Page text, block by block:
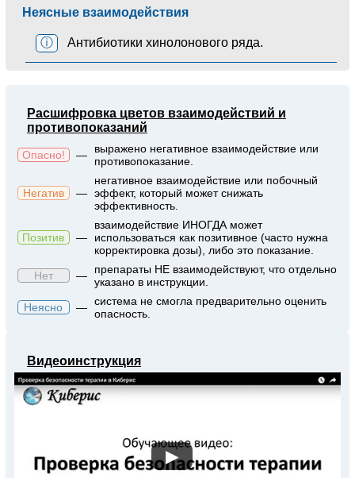
Неясные взаимодействия
ⓘ Антибиотики хинолонового ряда.
Расшифровка цветов взаимодействий и
противопоказаний
Опасно! —
выражено негативное взаимодействие или
противопоказание.
Негатив —
негативное взаимодействие или побочный
эффект, который может снижать
эффективность.
Позитив —
взаимодействие ИНОГДА может
использоваться как позитивное (часто нужна
корректировка дозы), либо это показание.
Нет
—
препараты НЕ взаимодействуют, что отдельно
указано в инструкции.
Неясно
— система не смогла предварительно оценить
опасность.
Видеоинструкция
▶